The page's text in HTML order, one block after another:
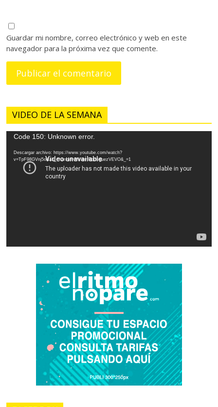
Guardar mi nombre, correo electrónico y web en este
navegador para la próxima vez que comente.
VIDEO DE LA SEMANA
Reproductor
vídeo
Code 150: Unknown error.
Descargar archivo: https://www.youtube.com/watch?
v=TpF98GVnj5o&ab_channel=MiriamRodriguezVEVO&_=1